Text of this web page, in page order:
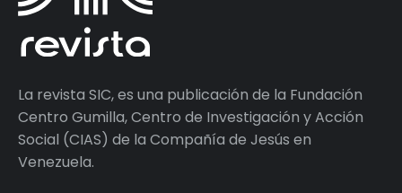
La revista SIC, es una publicación de la Fundación
Centro Gumilla, Centro de Investigación y Acción
Social (CIAS) de la Compañía de Jesús en
Venezuela.